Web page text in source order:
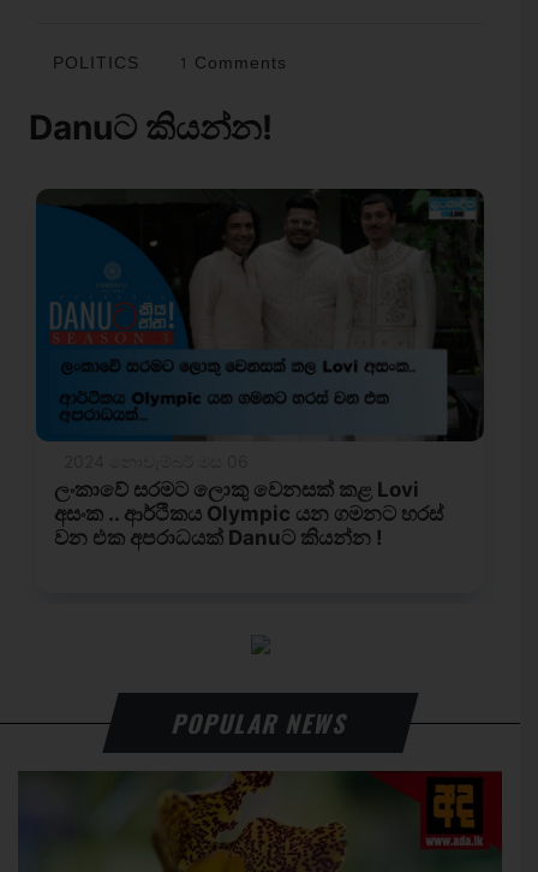
POLITICS 1 Comments
POPULAR NEWS